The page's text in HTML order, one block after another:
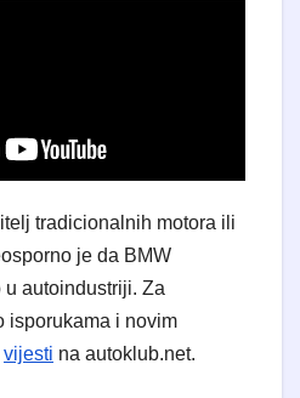
tradicionalnih motora ili
je da BMW
autoindustriji. Za
isporukama i novim
vijesti na autoklub.net.